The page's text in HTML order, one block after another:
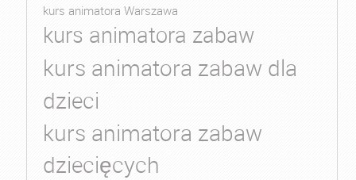
kurs animatora Warszawa
kurs animatora zabaw
kurs animatora zabaw dla
dzieci
kurs animatora zabaw
dziecięcych